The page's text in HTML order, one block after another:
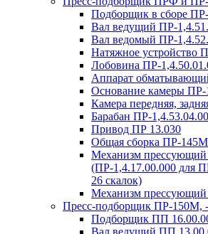
Подборщик в сборе
Вал ведущий ПР-
Вал ведомый ПР-
Натяжное устройство
Лобовина ПР-
Аппарат
Основание камеры ПР-
Камера передняя,
Барабан ПР-
Привод ПР 13.030
Общая сборка ПР-145М
Механизм
(ПР-1,4.17.00.000 для
26 скалок)
Механизм
Пресс-подборщик ПР-150М,
Подборщик ПП
Вал ведущий ПП